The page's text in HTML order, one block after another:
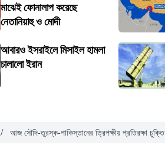
মাঝেই ফোনালাপ করেছে
নেতানিয়াহু ও মোদী
আবারও ইসরাইলে মিসাইল হামলা
চালালো ইরান
/ আজ সৌদি-তুরস্ক-পাকিস্তানের ত্রিপক্ষীয় প্রতিরক্ষা চুক্তি